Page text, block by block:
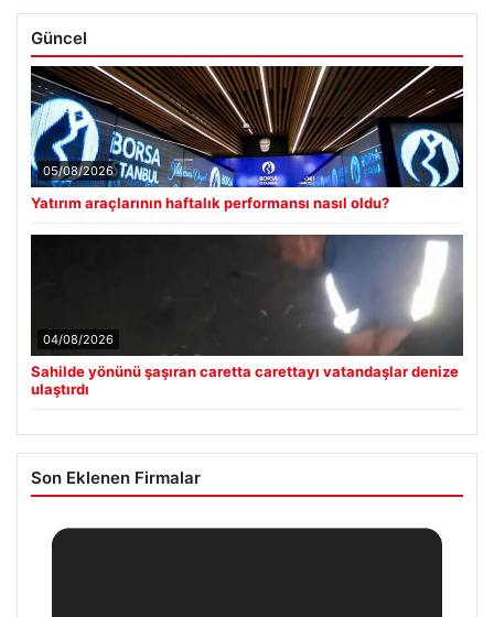
Güncel
05/08/2026
Yatırım araçlarının haftalık performansı nasıl oldu?
04/08/2026
Sahilde yönünü şaşıran caretta carettayı vatandaşlar denize
ulaştırdı
Son Eklenen Firmalar